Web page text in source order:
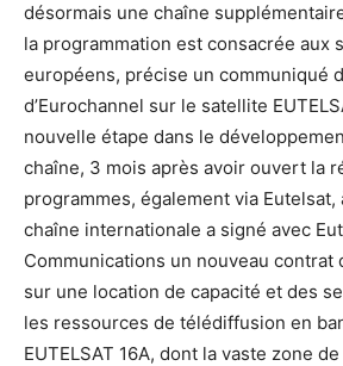
désormais une chaîne
la programmation est consacrée aux
européens, précise un communiqué
d’Eurochannel sur le satellite
nouvelle étape dans le
chaîne, 3 mois après avoir ouvert la
programmes, également via Eutelsat,
chaîne internationale a signé avec
Communications un nouveau contrat
sur une location de capacité et des
les ressources de télédiffusion en
EUTELSAT 16A, dont la vaste zone